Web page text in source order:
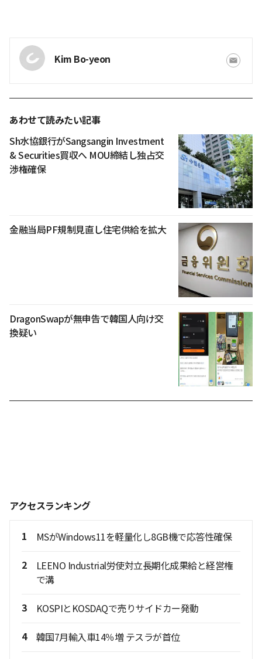
Kim Bo-yeon
あわせて読みたい記事
Sh水協銀行がSangsangin Investment
& Securities買収へ MOU締結し独占交
渉権確保
金融当局PF規制見直し住宅供給を拡大
DragonSwapが無申告で韓国人向け交
換疑い
アクセスランキング
1 MSがWindows11を軽量化し8GB機で応答性確保
2
LEENO Industrial労使対立長期化成果給と経営権
で溝
3 KOSPIとKOSDAQで売りサイドカー発動
4 韓国7月輸入車14％増 テスラが首位